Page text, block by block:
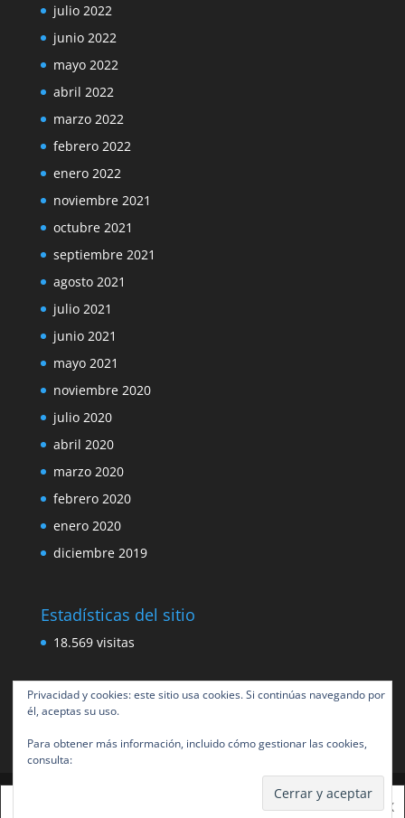
Privacidad y cookies: este sitio usa cookies. Si continúas navegando por
él, aceptas su uso.
Para obtener más información, incluido cómo gestionar las cookies,
consulta:
julio 2022
junio 2022
mayo 2022
abril 2022
marzo 2022
febrero 2022
enero 2022
noviembre 2021
octubre 2021
septiembre 2021
agosto 2021
julio 2021
junio 2021
mayo 2021
noviembre 2020
julio 2020
abril 2020
marzo 2020
febrero 2020
enero 2020
diciembre 2019
Estadísticas del sitio
18.569 visitas
Esta web usa cookies para mejorar tu experiencia. X